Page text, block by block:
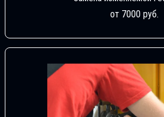
от 7000 руб.